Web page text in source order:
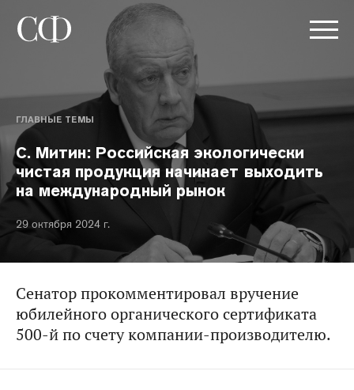
ГЛАВНЫЕ ТЕМЫ
С. Митин: Российская экологически
чистая продукция начинает выходить
на международный рынок
29 октября 2024 г.
Сенатор прокомментировал вручение
юбилейного органического сертификата
500-й по счету компании-производителю.